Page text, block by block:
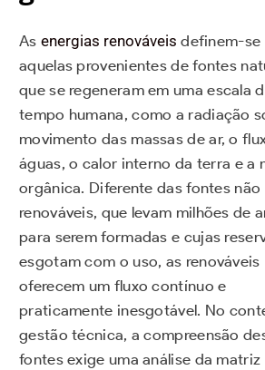
As energias renováveis definem-se
aquelas provenientes de fontes
que se regeneram em uma escala
tempo humana, como a radiação
movimento das massas de ar, o
águas, o calor interno da terra e a
orgânica. Diferente das fontes não
renováveis, que levam milhões de
para serem formadas e cujas
esgotam com o uso, as renováveis
oferecem um fluxo contínuo e
praticamente inesgotável. No
gestão técnica, a compreensão
fontes exige uma análise da matriz